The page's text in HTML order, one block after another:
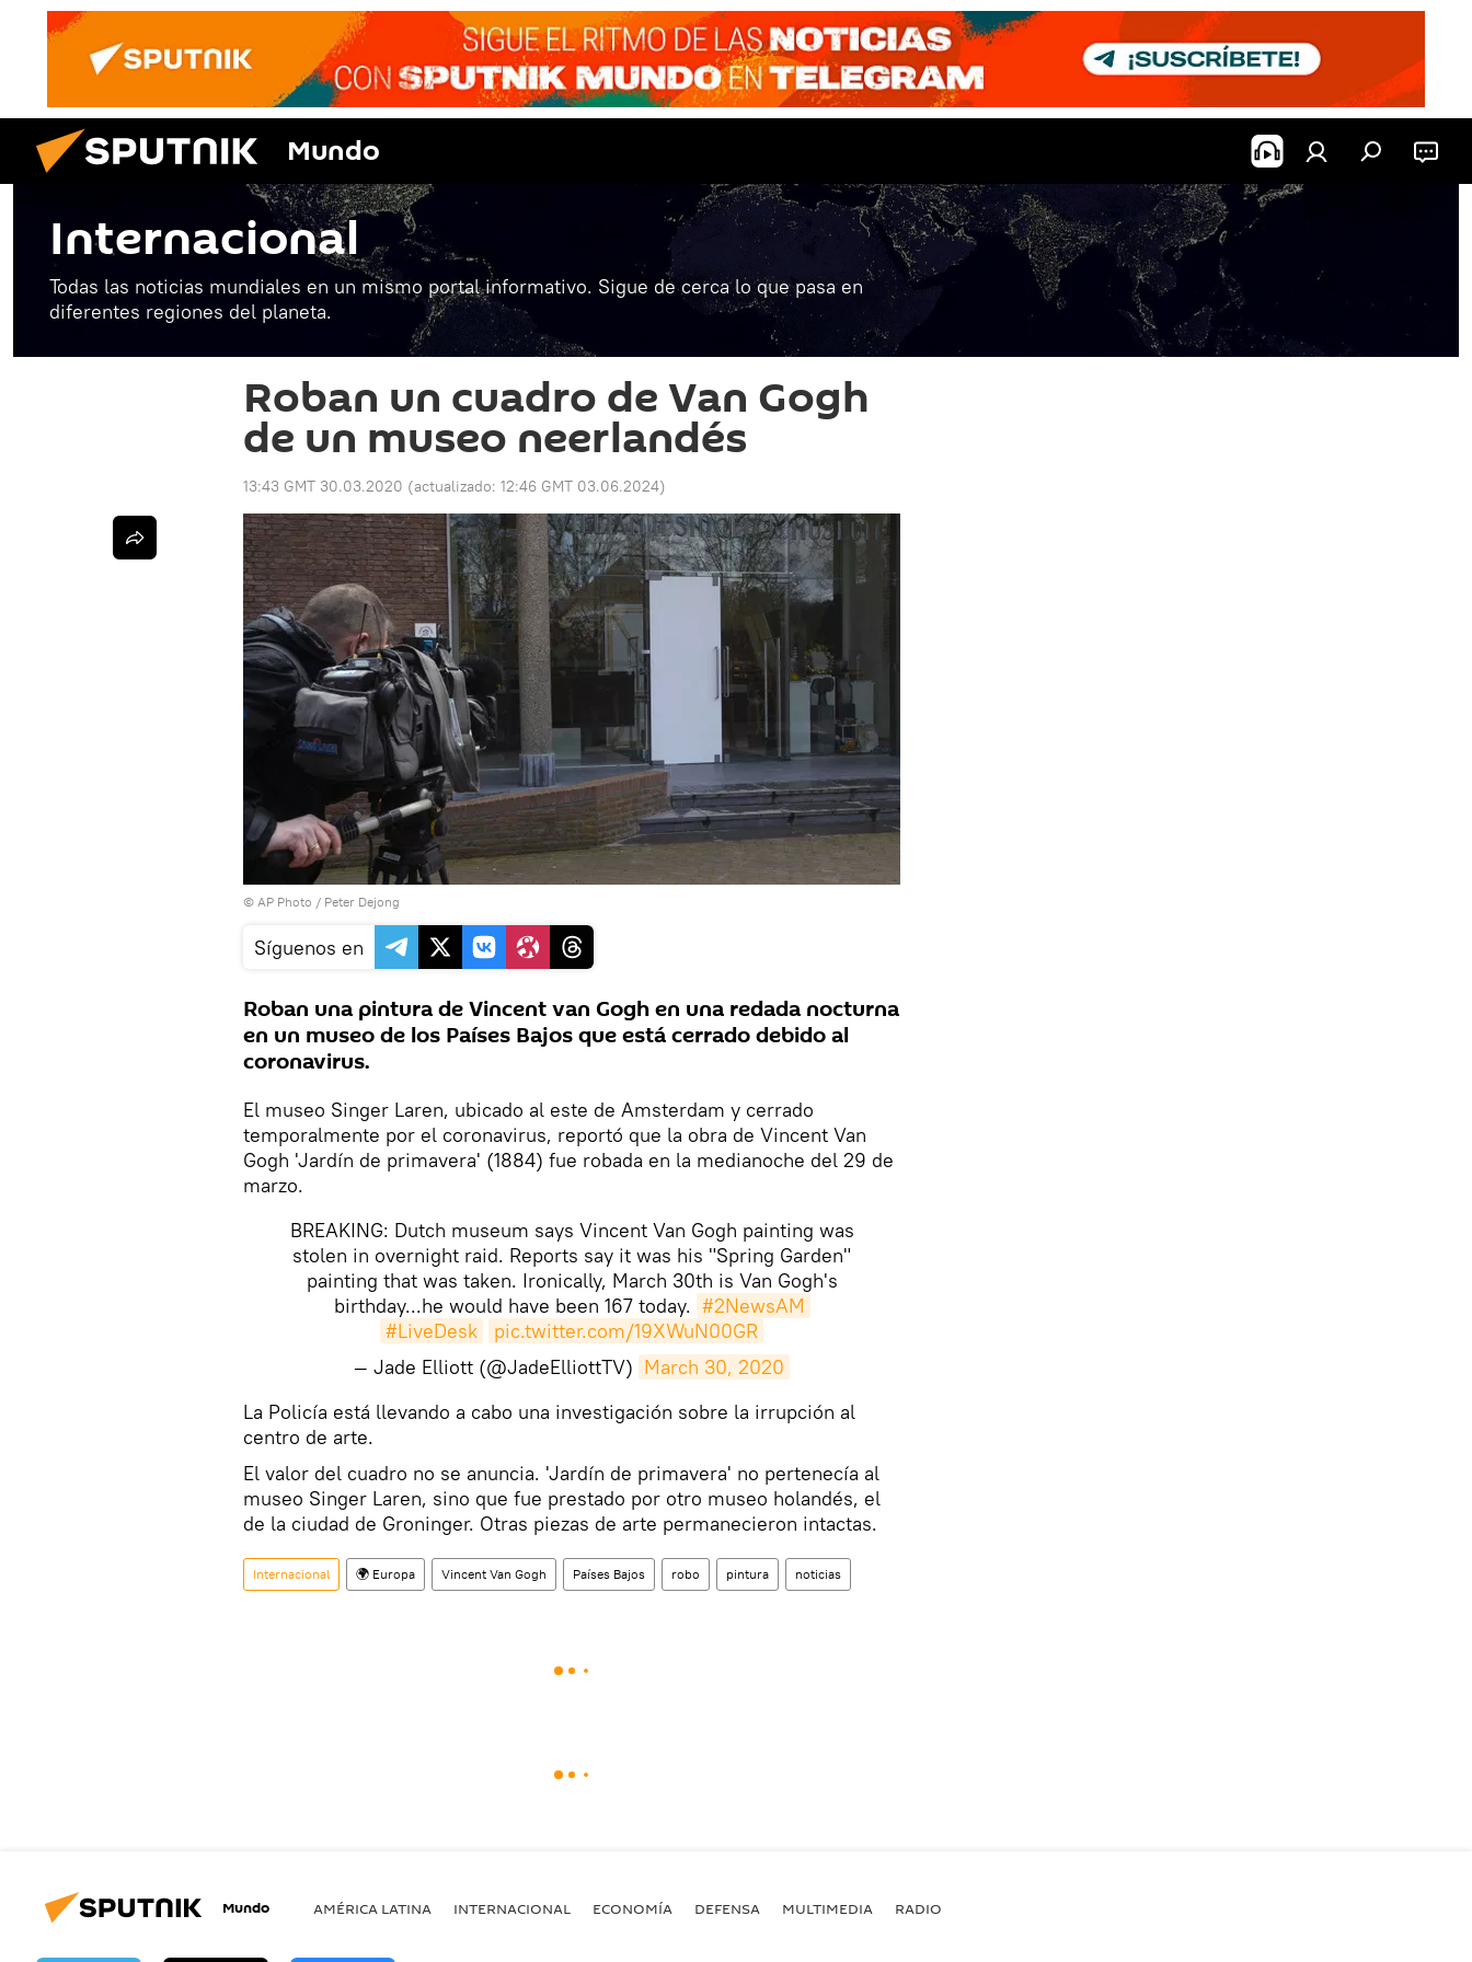
Mundo
Internacional
Todas las noticias mundiales en un mismo portal informativo. Sigue de cerca lo que pasa en
diferentes regiones del planeta.
Roban un cuadro de Van Gogh
de un museo neerlandés
13:43 GMT 30.03.2020 (actualizado: 12:46 GMT 03.06.2024)
© AP Photo / Peter Dejong
Síguenos en
Roban una pintura de Vincent van Gogh en una redada nocturna
en un museo de los Países Bajos que está cerrado debido al
coronavirus.
El museo Singer Laren, ubicado al este de Amsterdam y cerrado
temporalmente por el coronavirus, reportó que la obra de Vincent Van
Gogh 'Jardín de primavera' (1884) fue robada en la medianoche del 29 de
marzo.
BREAKING: Dutch museum says Vincent Van Gogh painting was
stolen in overnight raid. Reports say it was his "Spring Garden"
painting that was taken. Ironically, March 30th is Van Gogh's
birthday...he would have been 167 today. #2NewsAM
#LiveDesk
pic.twitter.com/19XWuN00GR
— Jade Elliott (@JadeElliottTV) March 30, 2020
​La Policía está llevando a cabo una investigación sobre la irrupción al
centro de arte.
El valor del cuadro no se anuncia. 'Jardín de primavera' no pertenecía al
museo Singer Laren, sino que fue prestado por otro museo holandés, el
de la ciudad de Groninger. Otras piezas de arte permanecieron intactas.
Internacional 🌍 Europa Vincent Van Gogh Países Bajos robo pintura noticias
Mundo AMÉRICA LATINA INTERNACIONAL ECONOMÍA DEFENSA MULTIMEDIA RADIO